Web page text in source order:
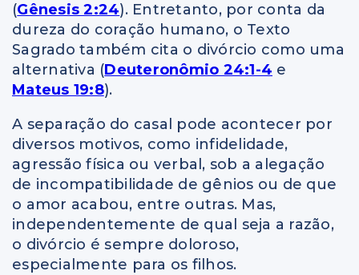
(Gênesis 2:24). Entretanto, por conta da
dureza do coração humano, o Texto
Sagrado também cita o divórcio como uma
alternativa (Deuteronômio 24:1-4 e
Mateus 19:8).
A separação do casal pode acontecer por
diversos motivos, como infidelidade,
agressão física ou verbal, sob a alegação
de incompatibilidade de gênios ou de que
o amor acabou, entre outras. Mas,
independentemente de qual seja a razão,
o divórcio é sempre doloroso,
especialmente para os filhos.